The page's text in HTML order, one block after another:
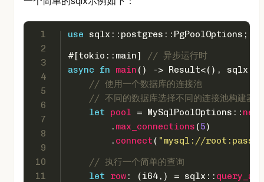
1
2
3
4
5
6
7
8
9
10
11
use sqlx::postgres::PgPoolOptions;
#[tokio::main]
// 异步运行时
async
fn main () -> Result<(),
// 使用一个数据库的连接池
// 不同的数据库选择不同的连接池构建器
let
pool = MySqlPoolOptions:: new
        .
max_connections (5)
        .
connect ( "mysql://
// 执行一个简单的查询
let
row : (i64 ,) = sqlx:: query_as